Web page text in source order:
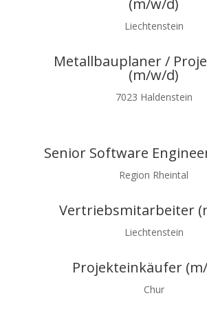
(m/w/d)
Liechtenstein
Metallbauplaner /
(m/w/d)
7023 Haldenstein
Senior Software
Region Rheintal
Vertriebsmitarbeiter
Liechtenstein
Projekteinkäufer
Chur